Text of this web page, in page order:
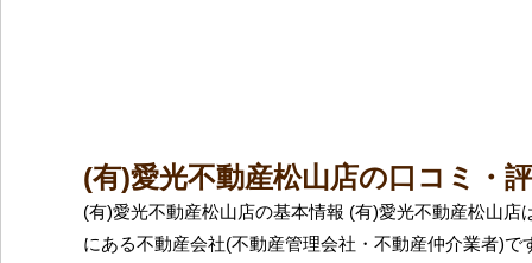
(有)愛光不動産松山店の口コミ・
(有)愛光不動産松山店の基本情報 (有)愛光不動産松山店
にある不動産会社(不動産管理会社・不動産仲介業者)で